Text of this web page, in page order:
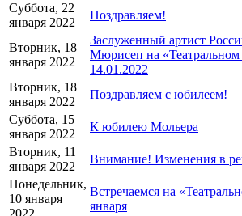
Суббота, 22
января 2022
Поздравляем!
Вторник, 18
января 2022
Заслуженный артист
Мюрисеп на «Театральном
14.01.2022
Вторник, 18
января 2022
Поздравляем с юбилеем!
Суббота, 15
января 2022
К юбилею Мольера
Вторник, 11
января 2022
Внимание! Изменения в
Понедельник,
10 января
Встречаемся на
января